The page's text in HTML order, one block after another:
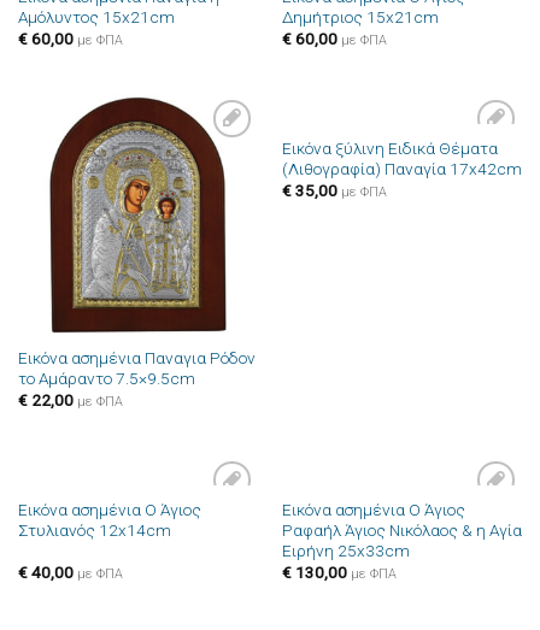
Αμόλυντος 15x21cm
€60,00 με ΦΠΑ
Δημήτριος 15x21cm
€60,00 με ΦΠΑ
Πρόσθήκη
στην λίστα
επιθυμιών
Εικόνα ασημένια Παναγια Ρόδον
το Αμάραντο 7.5×9.5cm
€22,00 με ΦΠΑ
Πρόσθήκη
στην λίστα
Εικόνα ξύλινη Ειδικά Θέματα
(Λιθογραφία) Παναγία 17x42cm
€35,00 με ΦΠΑ
Πρόσθήκη
Εικόνα ασημένια Ο Άγιος
Στυλιανός 12x14cm
€40,00 με ΦΠΑ
Πρόσθήκη
στην λίστα
Εικόνα ασημένια Ο Άγιος
Ραφαήλ Άγιος Νικόλαος & η Αγία
Ειρήνη 25x33cm
€130,00 με ΦΠΑ